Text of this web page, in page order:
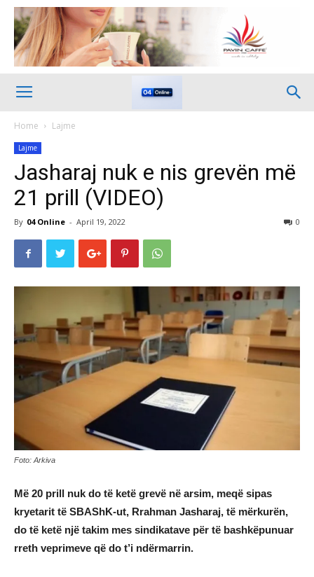
Home Lajme
Lajme
Jasharaj nuk e nis grevën më
21 prill (VIDEO)
By 04 Online - April 19, 2022 0
Foto: Arkiva
Më 20 prill nuk do të ketë grevë në arsim, meqë sipas
kryetarit të SBAShK-ut, Rrahman Jasharaj, të mërkurën,
do të ketë një takim mes sindikatave për të bashkëpunuar
rreth veprimeve që do t’i ndërmarrin.